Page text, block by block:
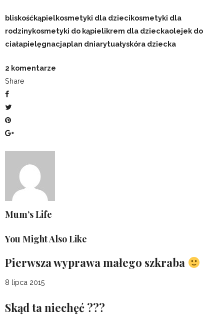
bliskośćkąpielkosmetyki dla dziecikosmetyki dla
rodzinykosmetyki do kąpielikrem dla dzieckaolejek do
ciałapielęgnacjaplan dniarytuałyskóra dziecka
2 komentarze
Share
Mum’s Life
You Might Also Like
Pierwsza wyprawa małego szkraba
8 lipca 2015
Skąd ta niechęć ???